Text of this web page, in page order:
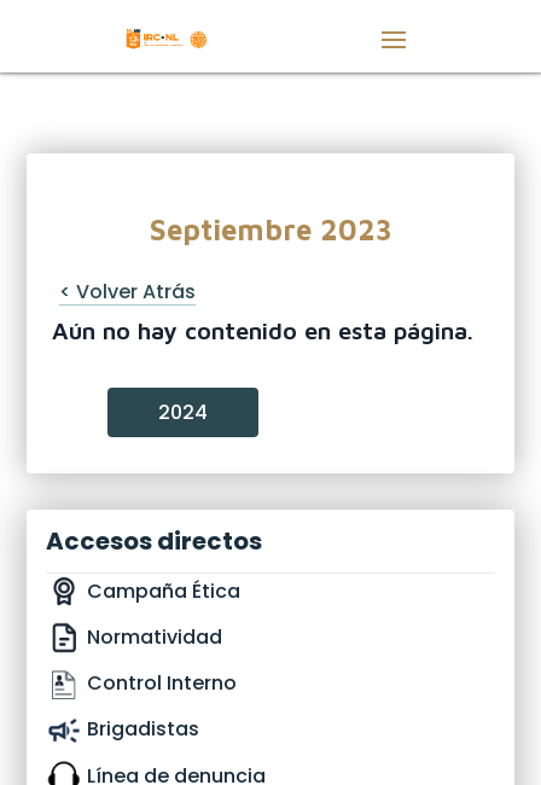
Septiembre 2023
< Volver Atrás
Aún no hay contenido en esta página.
2024
Accesos directos
Campaña Ética
Normatividad
Control Interno
Brigadistas
Línea de denuncia